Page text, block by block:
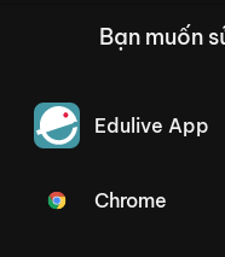
Bạn muốn
Edulive App
Chrome